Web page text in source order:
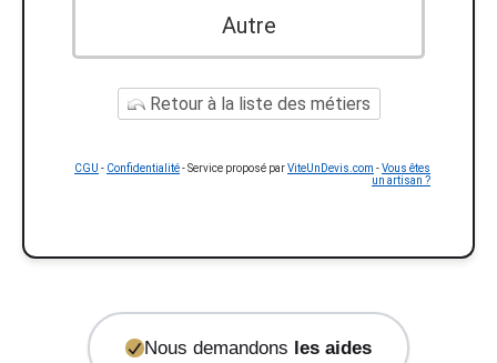
Autre
Retour à la liste des métiers
CGU - Confidentialité- Service proposé parViteUnDevis.com -Vous êtes
un artisan ?
Nous demandons les aides